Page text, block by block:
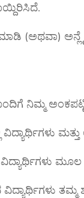
(ಅಥವಾ)
ನಿಮ್ಮ
ಮೂಲ
ತಮ್ಮ